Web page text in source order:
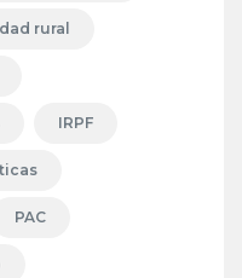
rural
IRPF
PAC